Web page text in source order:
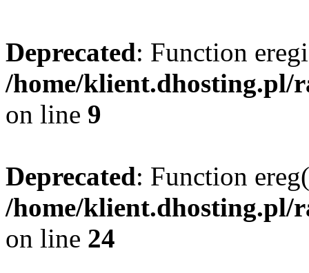
Deprecated: Function
/home/klient.dhosting.pl/
on line 9
Deprecated: Function
/home/klient.dhosting.pl/
on line 24